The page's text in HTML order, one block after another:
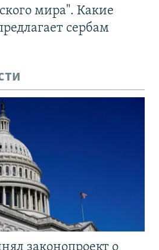
мира". Какие
сербам
законопроект о